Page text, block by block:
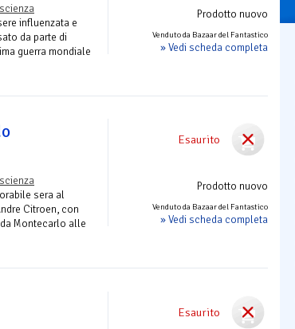
Prodotto nuovo
Venduto da Bazaar del Fantastico
» Vedi scheda completa
influenzata e
da parte di
guerra mondiale
Esaurito
Prodotto nuovo
Venduto da Bazaar del Fantastico
» Vedi scheda completa
sera al
Citroen, con
Montecarlo alle
Esaurito